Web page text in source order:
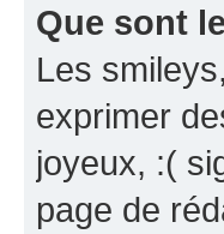
Que sont
Les
exprimer
joyeux, :(
page de